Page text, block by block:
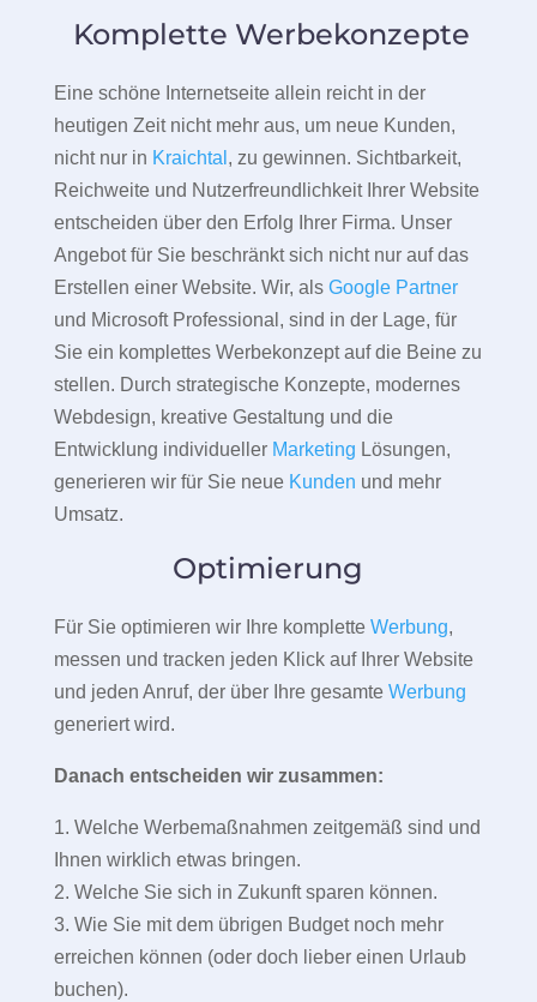
Komplette Werbekonzepte
Eine schöne Internetseite allein reicht in der
heutigen Zeit nicht mehr aus, um neue Kunden,
nicht nur in Kraichtal , zu gewinnen. Sichtbarkeit,
Reichweite und Nutzerfreundlichkeit Ihrer Website
entscheiden über den Erfolg Ihrer Firma. Unser
Angebot für Sie beschränkt sich nicht nur auf das
Erstellen einer Website. Wir, als Google Partner
und Microsoft Professional, sind in der Lage, für
Sie ein komplettes Werbekonzept auf die Beine zu
stellen. Durch strategische Konzepte, modernes
Webdesign, kreative Gestaltung und die
Entwicklung individueller Marketing Lösungen,
generieren wir für Sie neue Kunden und mehr
Umsatz.
Optimierung
Für Sie optimieren wir Ihre komplette Werbung,
messen und tracken jeden Klick auf Ihrer Website
und jeden Anruf, der über Ihre gesamte Werbung
generiert wird.
Danach entscheiden wir zusammen:
1. Welche Werbemaßnahmen zeitgemäß sind und
Ihnen wirklich etwas bringen.
2. Welche Sie sich in Zukunft sparen können.
3. Wie Sie mit dem übrigen Budget noch mehr
erreichen können (oder doch lieber einen Urlaub
buchen).